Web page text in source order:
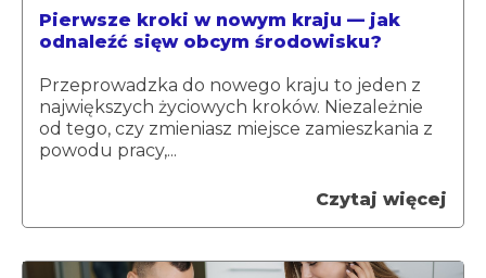
Pierwsze kroki w nowym kraju — jak
odnaleźć sięw obcym środowisku?
Przeprowadzka do nowego kraju to jeden z
największych życiowych kroków. Niezależnie
od tego, czy zmieniasz miejsce zamieszkania z
powodu pracy,...
Czytaj więcej